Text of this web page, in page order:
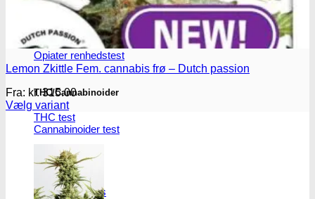
Opiater
Opiater renhedstest
THC/Cannabinoider
THC test
Cannabinoider test
Robadope
Robadope tests
Lemon Zkittle Fem. cannabis frø – Dutch passion
Fra: kr.315.00
Vælg variant
varianter.
Mulighederne